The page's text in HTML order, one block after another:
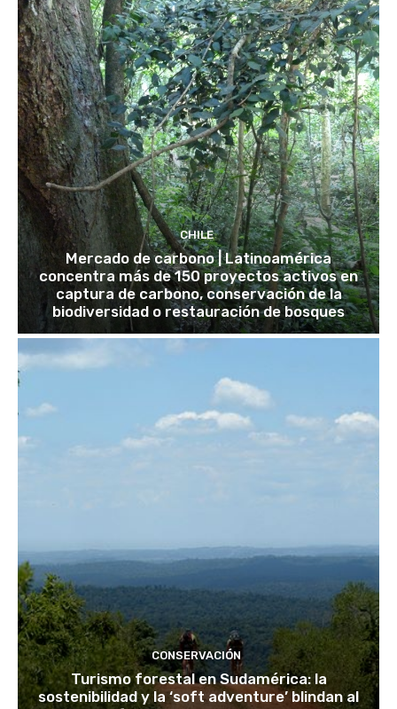
CHILE
Mercado de carbono | Latinoamérica
concentra más de 150 proyectos activos en
captura de carbono, conservación de la
biodiversidad o restauración de bosques
CONSERVACIÓN
Turismo forestal en Sudamérica: la
sostenibilidad y la ‘soft adventure’ blindan al